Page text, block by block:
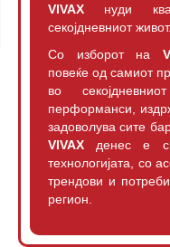
VIVAX нуди
секојдневниот живот.
Со изборот на
повеќе од самиот
во
перформанси,
задоволува сите
VIVAX денес е
технологијата, со
трендови и
регион.